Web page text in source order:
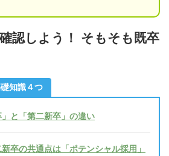
認しよう！ そもそも既卒
知識４つ
」と「第二新卒」の違い
卒の共通点は「ポテンシャル採用」